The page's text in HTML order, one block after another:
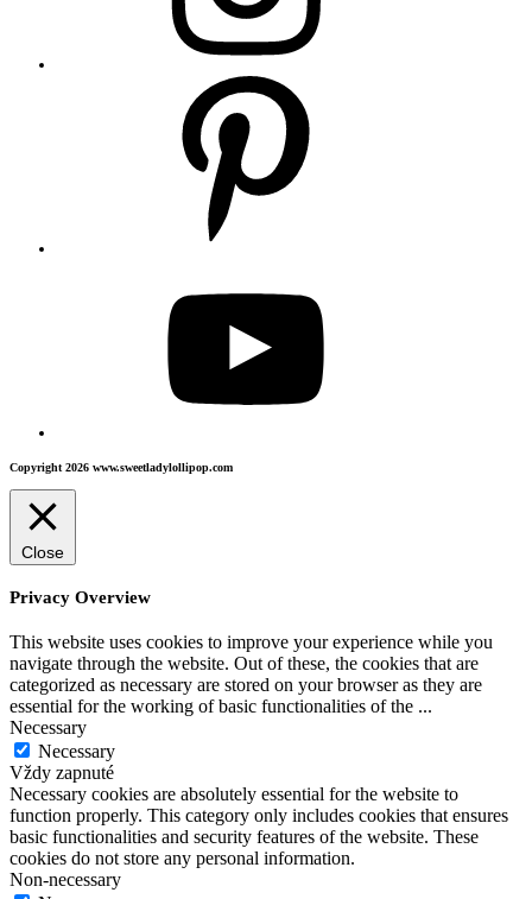
Copyright 2026 www.sweetladylollipop.com
Close
Privacy Overview
This website uses cookies to improve your experience while you
navigate through the website. Out of these, the cookies that are
categorized as necessary are stored on your browser as they are
essential for the working of basic functionalities of the ...
Necessary
Necessary
Vždy zapnuté
Necessary cookies are absolutely essential for the website to
function properly. This category only includes cookies that ensures
basic functionalities and security features of the website. These
cookies do not store any personal information.
Non-necessary